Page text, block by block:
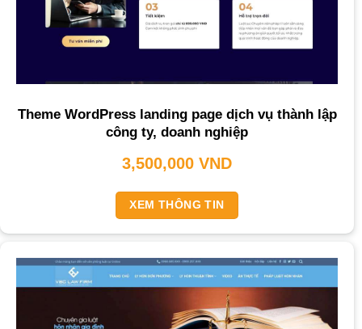
Theme WordPress landing page dịch vụ thành lập
công ty, doanh nghiệp
3,500,000 VND
XEM THÔNG TIN